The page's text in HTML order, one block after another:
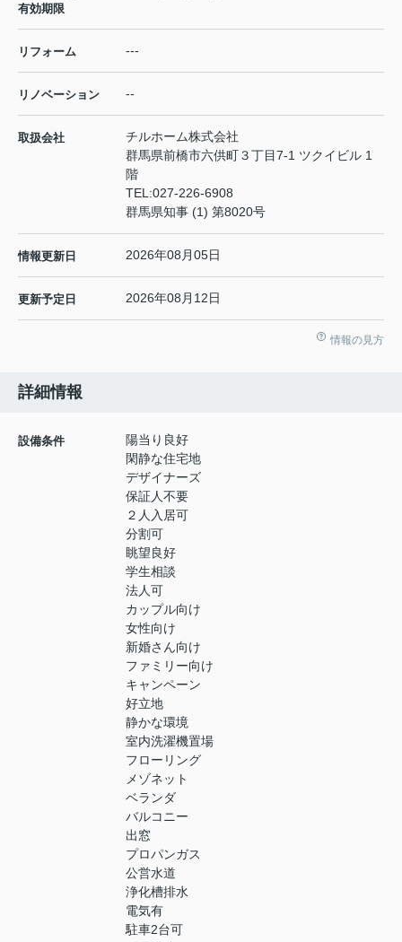
有効期限
リフォーム ---
リノベーション --
取扱会社
チルホーム株式会社
群馬県前橋市六供町３丁目7-1 ツクイビル 1
階
TEL:027-226-6908
群馬県知事 (1) 第8020号
情報更新日 2026年08月05日
更新予定日 2026年08月12日
情報の見方
詳細情報
設備条件
陽当り良好
閑静な住宅地
デザイナーズ
保証人不要
２人入居可
分割可
眺望良好
学生相談
法人可
カップル向け
女性向け
新婚さん向け
ファミリー向け
キャンペーン
好立地
静かな環境
室内洗濯機置場
フローリング
メゾネット
ベランダ
バルコニー
出窓
プロパンガス
公営水道
浄化槽排水
電気有
駐車2台可